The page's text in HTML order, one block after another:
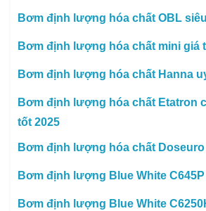
Bơm định lượng hóa chất OBL
Bơm định lượng hóa chất mini giá
Bơm định lượng hóa chất Hanna
Bơm định lượng hóa chất Etatron
tốt 2025
Bơm định lượng hóa chất
Bơm định lượng Blue White
Bơm định lượng Blue White